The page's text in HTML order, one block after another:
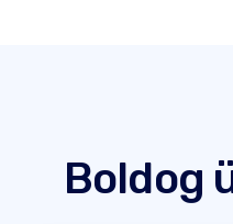
Boldog